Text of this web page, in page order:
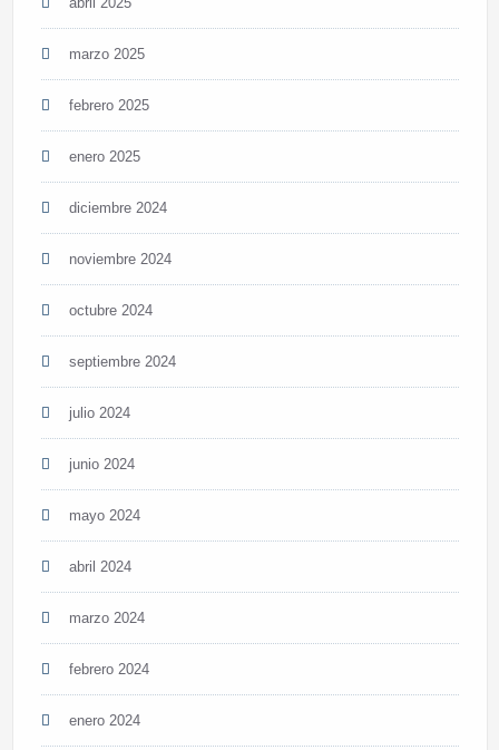
marzo 2025
febrero 2025
enero 2025
diciembre 2024
noviembre 2024
octubre 2024
septiembre 2024
julio 2024
junio 2024
mayo 2024
abril 2024
marzo 2024
febrero 2024
enero 2024